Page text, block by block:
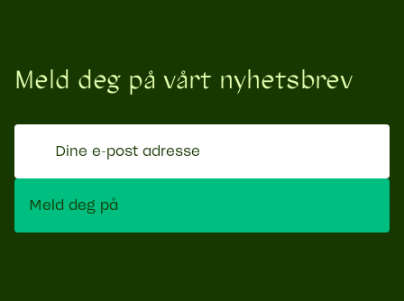
Meld deg på vårt nyhetsbrev
post
adresse
Meld deg på